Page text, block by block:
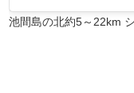
池間島の北約5～22km